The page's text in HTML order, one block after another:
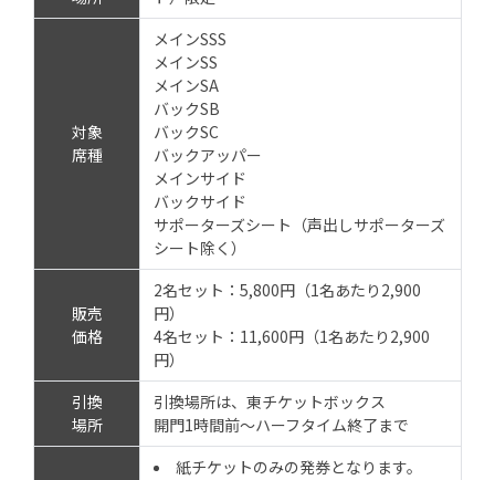
対象
席種
メインSSS
メインSS
メインSA
バックSB
バックSC
バックアッパー
メインサイド
バックサイド
サポーターズシート（声出しサポーターズ
シート除く）
販売
価格
2名セット：5,800円（1名あたり2,900
円）
4名セット：11,600円（1名あたり2,900
円）
引換
場所
引換場所は、東チケットボックス
開門1時間前～ハーフタイム終了まで
紙チケットのみの発券となります。